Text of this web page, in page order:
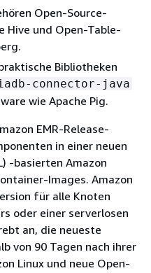
Open-Source-
Hive und Open-Table-
Bibliotheken
connector-java
wie Apache Pig.
EMR-Release-
in einer neuen
-basierten Amazon
Images. Amazon
für alle Knoten
oder einer serverlosen
an, die neueste
von 90 Tagen nach ihrer
Linux und neue Open-